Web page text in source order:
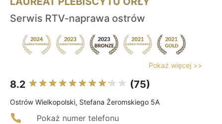
Serwis RTV-naprawa ostrów
Pokaż więcej >>
8.2 (75)
Ostrów Wielkopolski, Stefana Żeromskiego 5A
Pokaż numer telefonu